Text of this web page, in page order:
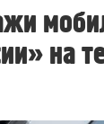
на